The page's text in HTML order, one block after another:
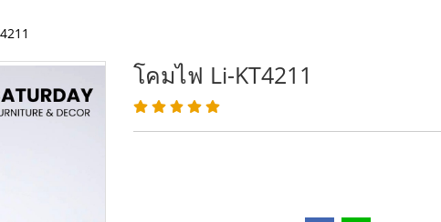
โคมไฟ Li-KT4211